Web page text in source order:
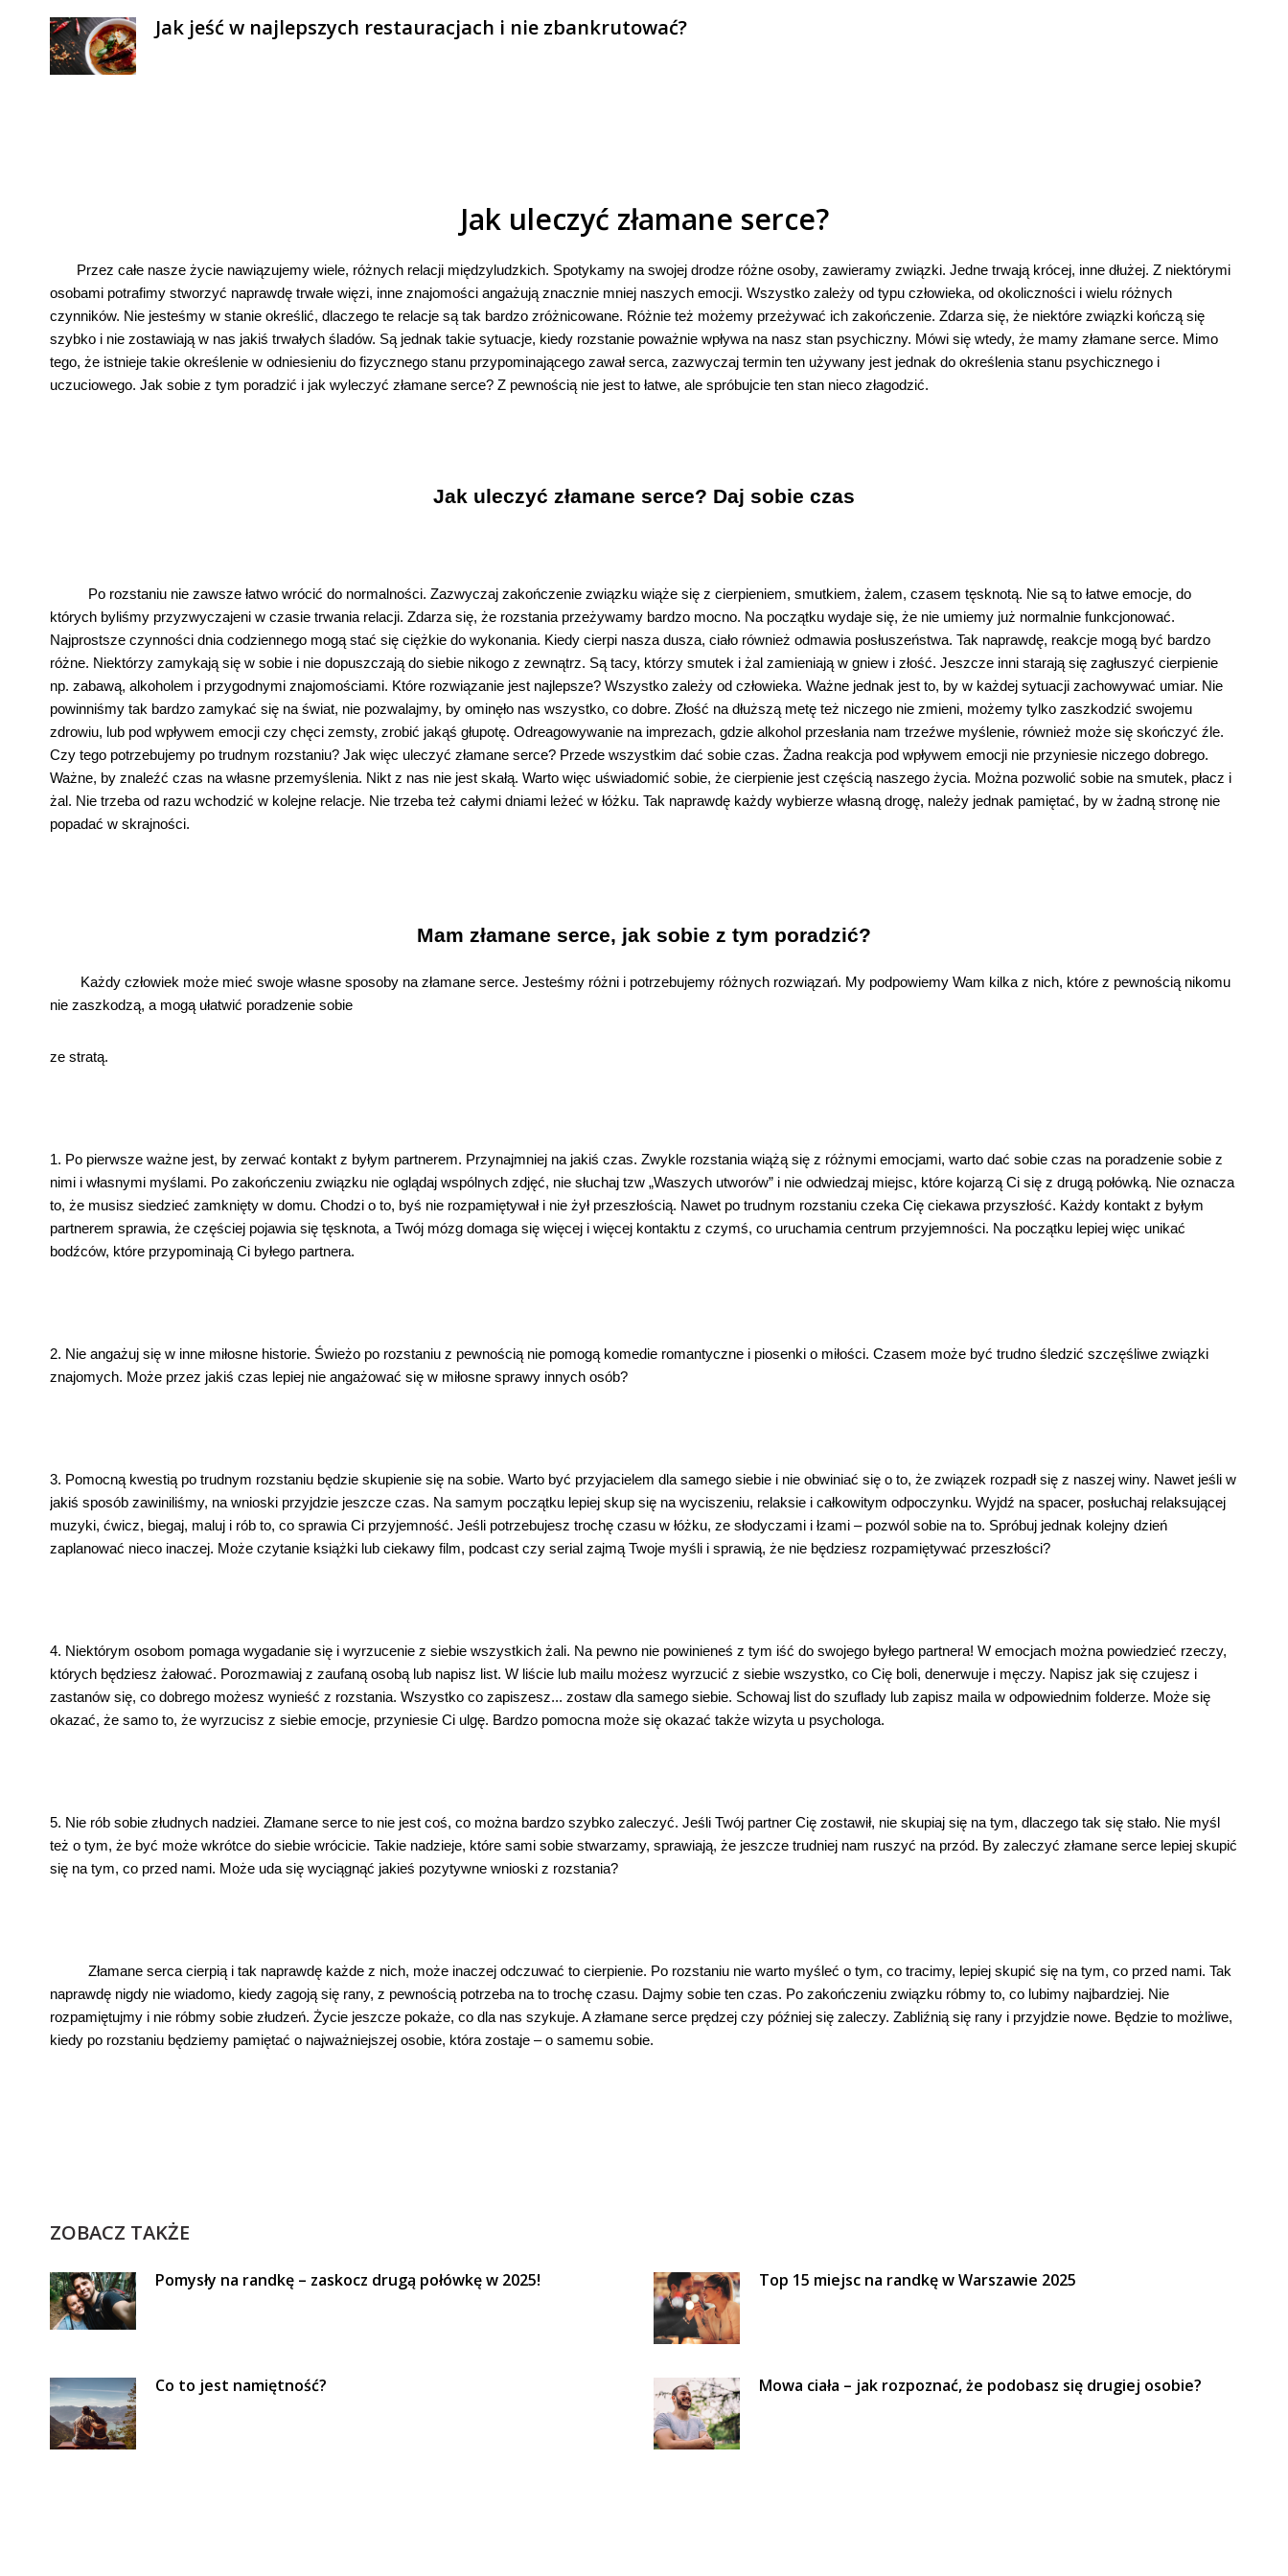
Jak jeść w najlepszych restauracjach i nie zbankrutować?
Jak uleczyć złamane serce?
Przez całe nasze życie nawiązujemy wiele, różnych relacji międzyludzkich. Spotykamy na swojej drodze różne osoby, zawieramy związki. Jedne trwają krócej, inne dłużej. Z niektórymi
osobami potrafimy stworzyć naprawdę trwałe więzi, inne znajomości angażują znacznie mniej naszych emocji. Wszystko zależy od typu człowieka, od okoliczności i wielu różnych
czynników. Nie jesteśmy w stanie określić, dlaczego te relacje są tak bardzo zróżnicowane. Różnie też możemy przeżywać ich zakończenie. Zdarza się, że niektóre związki kończą się
szybko i nie zostawiają w nas jakiś trwałych śladów. Są jednak takie sytuacje, kiedy rozstanie poważnie wpływa na nasz stan psychiczny. Mówi się wtedy, że mamy złamane serce. Mimo
tego, że istnieje takie określenie w odniesieniu do fizycznego stanu przypominającego zawał serca, zazwyczaj termin ten używany jest jednak do określenia stanu psychicznego i
uczuciowego. Jak sobie z tym poradzić i jak wyleczyć złamane serce? Z pewnością nie jest to łatwe, ale spróbujcie ten stan nieco złagodzić.
Jak uleczyć złamane serce? Daj sobie czas
Po rozstaniu nie zawsze łatwo wrócić do normalności. Zazwyczaj zakończenie związku wiąże się z cierpieniem, smutkiem, żalem, czasem tęsknotą. Nie są to łatwe emocje, do
których byliśmy przyzwyczajeni w czasie trwania relacji. Zdarza się, że rozstania przeżywamy bardzo mocno. Na początku wydaje się, że nie umiemy już normalnie funkcjonować.
Najprostsze czynności dnia codziennego mogą stać się ciężkie do wykonania. Kiedy cierpi nasza dusza, ciało również odmawia posłuszeństwa. Tak naprawdę, reakcje mogą być bardzo
różne. Niektórzy zamykają się w sobie i nie dopuszczają do siebie nikogo z zewnątrz. Są tacy, którzy smutek i żal zamieniają w gniew i złość. Jeszcze inni starają się zagłuszyć cierpienie
np. zabawą, alkoholem i przygodnymi znajomościami. Które rozwiązanie jest najlepsze? Wszystko zależy od człowieka. Ważne jednak jest to, by w każdej sytuacji zachowywać umiar. Nie
powinniśmy tak bardzo zamykać się na świat, nie pozwalajmy, by ominęło nas wszystko, co dobre. Złość na dłuższą metę też niczego nie zmieni, możemy tylko zaszkodzić swojemu
zdrowiu, lub pod wpływem emocji czy chęci zemsty, zrobić jakąś głupotę. Odreagowywanie na imprezach, gdzie alkohol przesłania nam trzeźwe myślenie, również może się skończyć źle.
Czy tego potrzebujemy po trudnym rozstaniu? Jak więc uleczyć złamane serce? Przede wszystkim dać sobie czas. Żadna reakcja pod wpływem emocji nie przyniesie niczego dobrego.
Ważne, by znaleźć czas na własne przemyślenia. Nikt z nas nie jest skałą. Warto więc uświadomić sobie, że cierpienie jest częścią naszego życia. Można pozwolić sobie na smutek, płacz i
żal. Nie trzeba od razu wchodzić w kolejne relacje. Nie trzeba też całymi dniami leżeć w łóżku. Tak naprawdę każdy wybierze własną drogę, należy jednak pamiętać, by w żadną stronę nie
popadać w skrajności.
Mam złamane serce, jak sobie z tym poradzić?
Każdy człowiek może mieć swoje własne sposoby na złamane serce. Jesteśmy różni i potrzebujemy różnych rozwiązań. My podpowiemy Wam kilka z nich, które z pewnością nikomu
nie zaszkodzą, a mogą ułatwić poradzenie sobie
ze stratą.
1. Po pierwsze ważne jest, by zerwać kontakt z byłym partnerem. Przynajmniej na jakiś czas. Zwykle rozstania wiążą się z różnymi emocjami, warto dać sobie czas na poradzenie sobie z
nimi i własnymi myślami. Po zakończeniu związku nie oglądaj wspólnych zdjęć, nie słuchaj tzw „Waszych utworów” i nie odwiedzaj miejsc, które kojarzą Ci się z drugą połówką. Nie oznacza
to, że musisz siedzieć zamknięty w domu. Chodzi o to, byś nie rozpamiętywał i nie żył przeszłością. Nawet po trudnym rozstaniu czeka Cię ciekawa przyszłość. Każdy kontakt z byłym
partnerem sprawia, że częściej pojawia się tęsknota, a Twój mózg domaga się więcej i więcej kontaktu z czymś, co uruchamia centrum przyjemności. Na początku lepiej więc unikać
bodźców, które przypominają Ci byłego partnera.
2. Nie angażuj się w inne miłosne historie. Świeżo po rozstaniu z pewnością nie pomogą komedie romantyczne i piosenki o miłości. Czasem może być trudno śledzić szczęśliwe związki
znajomych. Może przez jakiś czas lepiej nie angażować się w miłosne sprawy innych osób?
3. Pomocną kwestią po trudnym rozstaniu będzie skupienie się na sobie. Warto być przyjacielem dla samego siebie i nie obwiniać się o to, że związek rozpadł się z naszej winy. Nawet jeśli w
jakiś sposób zawiniliśmy, na wnioski przyjdzie jeszcze czas. Na samym początku lepiej skup się na wyciszeniu, relaksie i całkowitym odpoczynku. Wyjdź na spacer, posłuchaj relaksującej
muzyki, ćwicz, biegaj, maluj i rób to, co sprawia Ci przyjemność. Jeśli potrzebujesz trochę czasu w łóżku, ze słodyczami i łzami – pozwól sobie na to. Spróbuj jednak kolejny dzień
zaplanować nieco inaczej. Może czytanie książki lub ciekawy film, podcast czy serial zajmą Twoje myśli i sprawią, że nie będziesz rozpamiętywać przeszłości?
4. Niektórym osobom pomaga wygadanie się i wyrzucenie z siebie wszystkich żali. Na pewno nie powinieneś z tym iść do swojego byłego partnera! W emocjach można powiedzieć rzeczy,
których będziesz żałować. Porozmawiaj z zaufaną osobą lub napisz list. W liście lub mailu możesz wyrzucić z siebie wszystko, co Cię boli, denerwuje i męczy. Napisz jak się czujesz i
zastanów się, co dobrego możesz wynieść z rozstania. Wszystko co zapiszesz... zostaw dla samego siebie. Schowaj list do szuflady lub zapisz maila w odpowiednim folderze. Może się
okazać, że samo to, że wyrzucisz z siebie emocje, przyniesie Ci ulgę. Bardzo pomocna może się okazać także wizyta u psychologa.
5. Nie rób sobie złudnych nadziei. Złamane serce to nie jest coś, co można bardzo szybko zaleczyć. Jeśli Twój partner Cię zostawił, nie skupiaj się na tym, dlaczego tak się stało. Nie myśl
też o tym, że być może wkrótce do siebie wrócicie. Takie nadzieje, które sami sobie stwarzamy, sprawiają, że jeszcze trudniej nam ruszyć na przód. By zaleczyć złamane serce lepiej skupić
się na tym, co przed nami. Może uda się wyciągnąć jakieś pozytywne wnioski z rozstania?
Złamane serca cierpią i tak naprawdę każde z nich, może inaczej odczuwać to cierpienie. Po rozstaniu nie warto myśleć o tym, co tracimy, lepiej skupić się na tym, co przed nami. Tak
naprawdę nigdy nie wiadomo, kiedy zagoją się rany, z pewnością potrzeba na to trochę czasu. Dajmy sobie ten czas. Po zakończeniu związku róbmy to, co lubimy najbardziej. Nie
rozpamiętujmy i nie róbmy sobie złudzeń. Życie jeszcze pokaże, co dla nas szykuje. A złamane serce prędzej czy później się zaleczy. Zabliźnią się rany i przyjdzie nowe. Będzie to możliwe,
kiedy po rozstaniu będziemy pamiętać o najważniejszej osobie, która zostaje – o samemu sobie.
ZOBACZ TAKŻE
Pomysły na randkę – zaskocz drugą połówkę w 2025! Top 15 miejsc na randkę w Warszawie 2025
Co to jest namiętność? Mowa ciała – jak rozpoznać, że podobasz się drugiej osobie?